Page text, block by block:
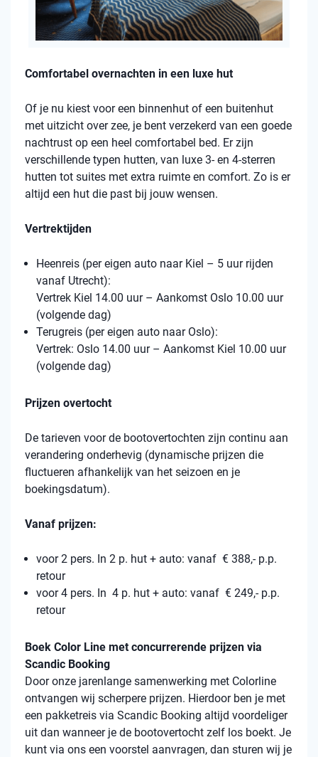
Comfortabel overnachten in een luxe hut
Of je nu kiest voor een binnenhut of een buitenhut
met uitzicht over zee, je bent verzekerd van een goede
nachtrust op een heel comfortabel bed. Er zijn
verschillende typen hutten, van luxe 3- en 4-sterren
hutten tot suites met extra ruimte en comfort. Zo is er
altijd een hut die past bij jouw wensen.
Vertrektijden
Heenreis (per eigen auto naar Kiel – 5 uur rijden
vanaf Utrecht):
Vertrek Kiel 14.00 uur – Aankomst Oslo 10.00 uur
(volgende dag)
Terugreis (per eigen auto naar Oslo):
Vertrek: Oslo 14.00 uur – Aankomst Kiel 10.00 uur
(volgende dag)
Prijzen overtocht
De tarieven voor de bootovertochten zijn continu aan
verandering onderhevig (dynamische prijzen die
fluctueren afhankelijk van het seizoen en je
boekingsdatum).
Vanaf prijzen:
voor 2 pers. In 2 p. hut + auto: vanaf € 388,- p.p.
retour
voor 4 pers. In 4 p. hut + auto: vanaf € 249,- p.p.
retour
Boek Color Line met concurrerende prijzen via
Scandic Booking
Door onze jarenlange samenwerking met Colorline
ontvangen wij scherpere prijzen. Hierdoor ben je met
een pakketreis via Scandic Booking altijd voordeliger
uit dan wanneer je de bootovertocht zelf los boekt. Je
kunt via ons een voorstel aanvragen, dan sturen wij je